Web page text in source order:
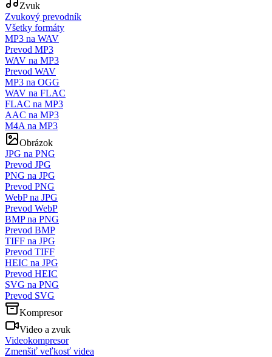
Zvuk
Zvukový prevodník
Všetky formáty
MP3 na WAV
Prevod MP3
WAV na MP3
Prevod WAV
MP3 na OGG
WAV na FLAC
FLAC na MP3
AAC na MP3
M4A na MP3
Obrázok
JPG na PNG
Prevod JPG
PNG na JPG
Prevod PNG
WebP na JPG
Prevod WebP
BMP na PNG
Prevod BMP
TIFF na JPG
Prevod TIFF
HEIC na JPG
Prevod HEIC
SVG na PNG
Prevod SVG
Kompresor
Video a zvuk
Videokompresor
Zmenšiť veľkosť videa